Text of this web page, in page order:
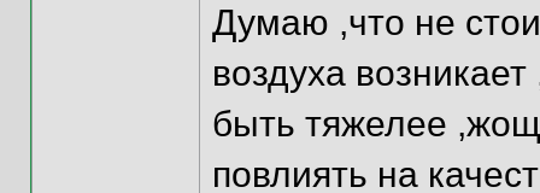
Думаю ,что не
воздуха
быть тяжелее
повлиять на